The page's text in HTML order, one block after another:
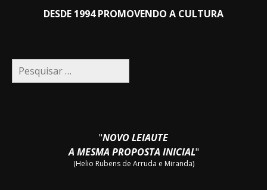
DESDE 1994 PROMOVENDO A CULTURA
Pesquisar
por:
"NOVO LEIAUTE
A MESMA PROPOSTA INICIAL"
(Helio Rubens de Arruda e Miranda)